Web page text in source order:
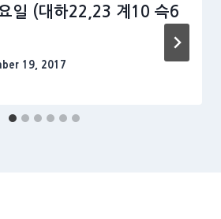
일 (대하22,23 계10 슥6
19, 2017